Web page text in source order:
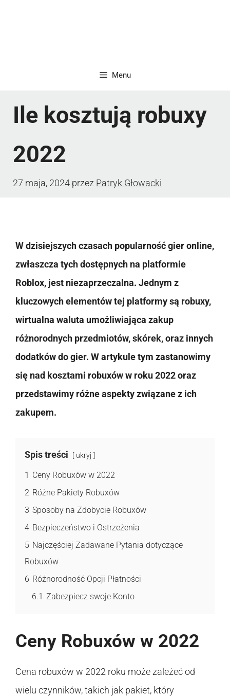
Menu
Ile kosztują robuxy
2022
27 maja, 2024 przez Patryk Głowacki
W dzisiejszych czasach popularność gier online,
zwłaszcza tych dostępnych na platformie
Roblox, jest niezaprzeczalna. Jednym z
kluczowych elementów tej platformy są robuxy,
wirtualna waluta umożliwiająca zakup
różnorodnych przedmiotów, skórek, oraz innych
dodatków do gier. W artykule tym zastanowimy
się nad kosztami robuxów w roku 2022 oraz
przedstawimy różne aspekty związane z ich
zakupem.
Spis treści ukryj
1 Ceny Robuxów w 2022
2 Różne Pakiety Robuxów
3 Sposoby na Zdobycie Robuxów
4 Bezpieczeństwo i Ostrzeżenia
5 Najczęściej Zadawane Pytania dotyczące
Robuxów
6 Różnorodność Opcji Płatności
6.1 Zabezpiecz swoje Konto
Ceny Robuxów w 2022
Cena robuxów w 2022 roku może zależeć od
wielu czynników, takich jak pakiet, który